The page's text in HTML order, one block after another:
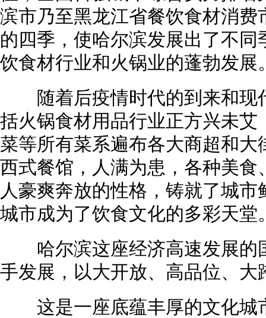
滨市乃至黑龙江省餐饮食材消
的四季，使哈尔滨发展出了不
饮食材行业和火锅业的蓬勃发展
随着后疫情时代的到来和现
括火锅食材用品行业正方兴未
菜等所有菜系遍布各大商超和
西式餐馆，人满为患，各种美
人豪爽奔放的性格，铸就了城
城市成为了饮食文化的多彩天堂
哈尔滨这座经济高速发展的
手发展，以大开放、高品位、
这是一座底蕴丰厚的文化城